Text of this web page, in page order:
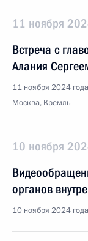
11 ноября
Встреча с
Алания
11 ноября 2024
Москва, Кремль
10 ноября
органов
10 ноября 2024